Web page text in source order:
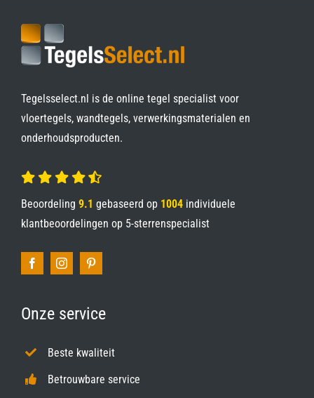
Tegelsselect.nl is de online tegel specialist voor
vloertegels, wandtegels, verwerkingsmaterialen en
onderhoudsproducten.
Beoordeling 9.1 gebaseerd op 1004individuele
klantbeoordelingen op 5-sterrenspecialist
Onze service
Beste kwaliteit
Betrouwbare service